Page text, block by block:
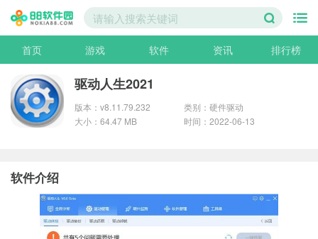
首页 游戏 软件 资讯 排行榜
驱动人生2021
版本：v8.11.79.232
类别：硬件驱动
大小：64.47 MB
时间：2022-06-13
软件介绍